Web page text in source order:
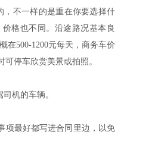
不一样的是重在你要选择什
格也不同。沿途路况基本良
在500-1200元每天，商务车价
可停车欣赏美景或拍照。
机的车辆。
最好都写进合同里边，以免